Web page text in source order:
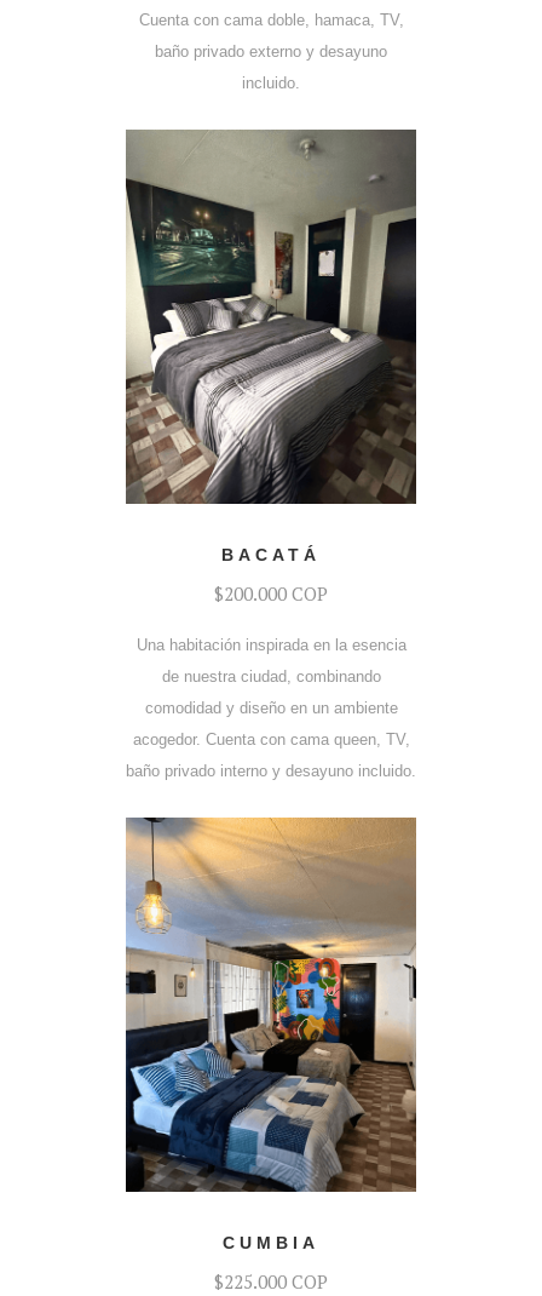
Cuenta con cama doble, hamaca, TV,
baño privado externo y desayuno
incluido.
COTIZAR
BACATÁ
$200.000 COP
Una habitación inspirada en la esencia
de nuestra ciudad, combinando
comodidad y diseño en un ambiente
acogedor. Cuenta con cama queen, TV,
baño privado interno y desayuno incluido.
COTIZAR
CUMBIA
$225.000 COP